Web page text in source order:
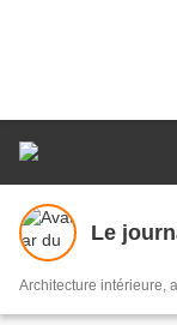
Le
Architecture intérieure,